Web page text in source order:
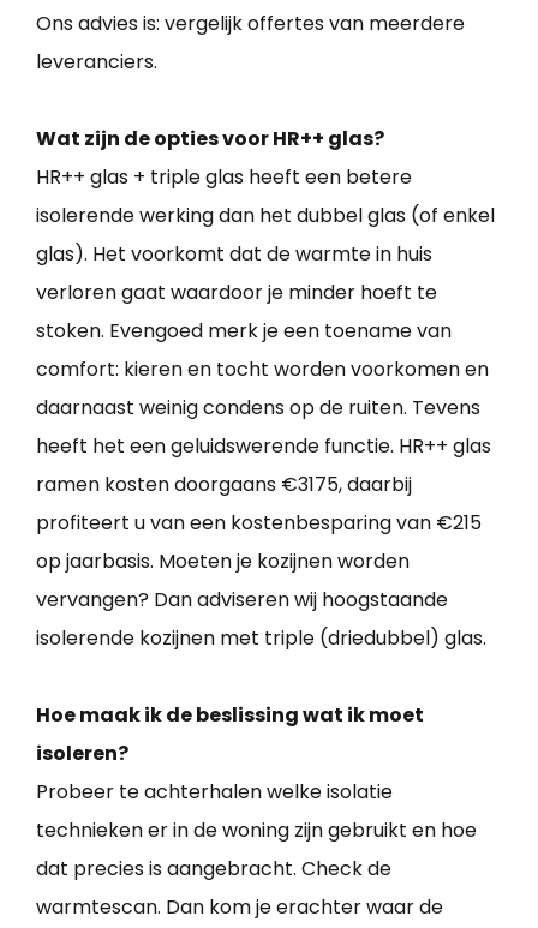
Ons advies is: vergelijk offertes van meerdere
leveranciers.
Wat zijn de opties voor HR++ glas?
HR++ glas + triple glas heeft een betere
isolerende werking dan het dubbel glas (of enkel
glas). Het voorkomt dat de warmte in huis
verloren gaat waardoor je minder hoeft te
stoken. Evengoed merk je een toename van
comfort: kieren en tocht worden voorkomen en
daarnaast weinig condens op de ruiten. Tevens
heeft het een geluidswerende functie. HR++ glas
ramen kosten doorgaans €3175, daarbij
profiteert u van een kostenbesparing van €215
op jaarbasis. Moeten je kozijnen worden
vervangen? Dan adviseren wij hoogstaande
isolerende kozijnen met triple (driedubbel) glas.
Hoe maak ik de beslissing wat ik moet
isoleren?
Probeer te achterhalen welke isolatie
technieken er in de woning zijn gebruikt en hoe
dat precies is aangebracht. Check de
warmtescan. Dan kom je erachter waar de